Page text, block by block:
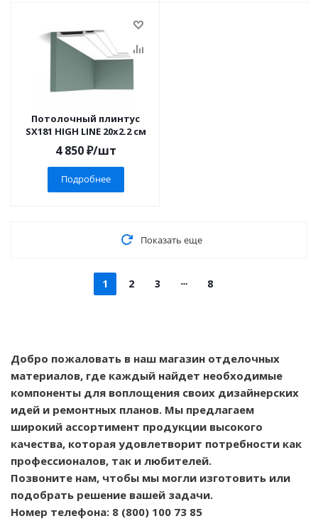
Потолочный плинтус
SX181 HIGH LINE 20x2.2 см
4 850₽/шт
Подробнее
Показать еще
1 2 3 8
Добро пожаловать в наш магазин отделочных
материалов, где каждый найдет необходимые
компоненты для воплощения своих дизайнерских
идей и ремонтных планов. Мы предлагаем
широкий ассортимент продукции высокого
качества, которая удовлетворит потребности как
профессионалов, так и любителей.
Позвоните нам, чтобы мы могли изготовить или
подобрать решение вашей задачи.
Номер телефона: 8 (800) 100 73 85